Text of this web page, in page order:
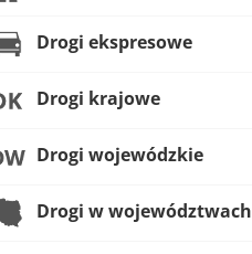
Drogi ekspresowe
Drogi krajowe
Drogi wojewódzkie
Drogi w województwach